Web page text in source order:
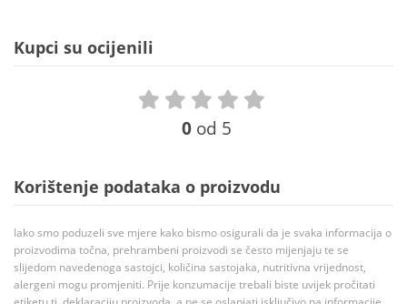
Kupci su ocijenili
0 od 5
Korištenje podataka o proizvodu
Iako smo poduzeli sve mjere kako bismo osigurali da je svaka informacija o
proizvodima točna, prehrambeni proizvodi se često mijenjaju te se
slijedom navedenoga sastojci, količina sastojaka, nutritivna vrijednost,
alergeni mogu promjeniti. Prije konzumacije trebali biste uvijek pročitati